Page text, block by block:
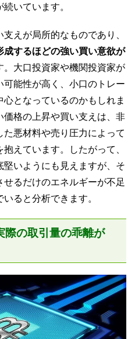
いています。
えが局所的なものであり、
するほどの強い買い意欲が
。大口投資家や機関投資家が
能性が高く、小口のトレー
となっているのかもしれま
格の上昇や買い支えは、非
悪材料や売り圧力によって
えています。したがって、
いようにも見えますが、そ
るだけのエネルギーが不足
ると分析できます。
際の取引量の乖離が